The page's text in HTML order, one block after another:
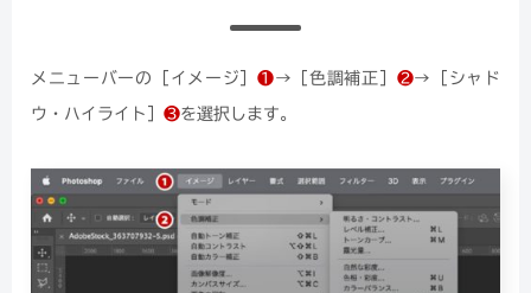
メニューバーの［イメージ］ ❶→［色調補正］ ❷→［シャド
ウ・ハイライト］ ❸を選択します。